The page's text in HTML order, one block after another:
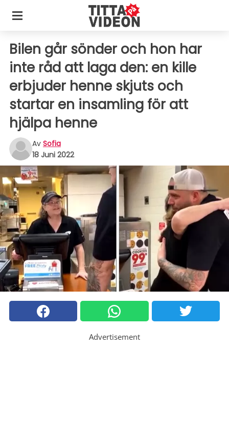
Bilen går sönder och hon har
inte råd att laga den: en kille
erbjuder henne skjuts och
startar en insamling för att
hjälpa henne
Av Sofia
18 Juni 2022
Advertisement